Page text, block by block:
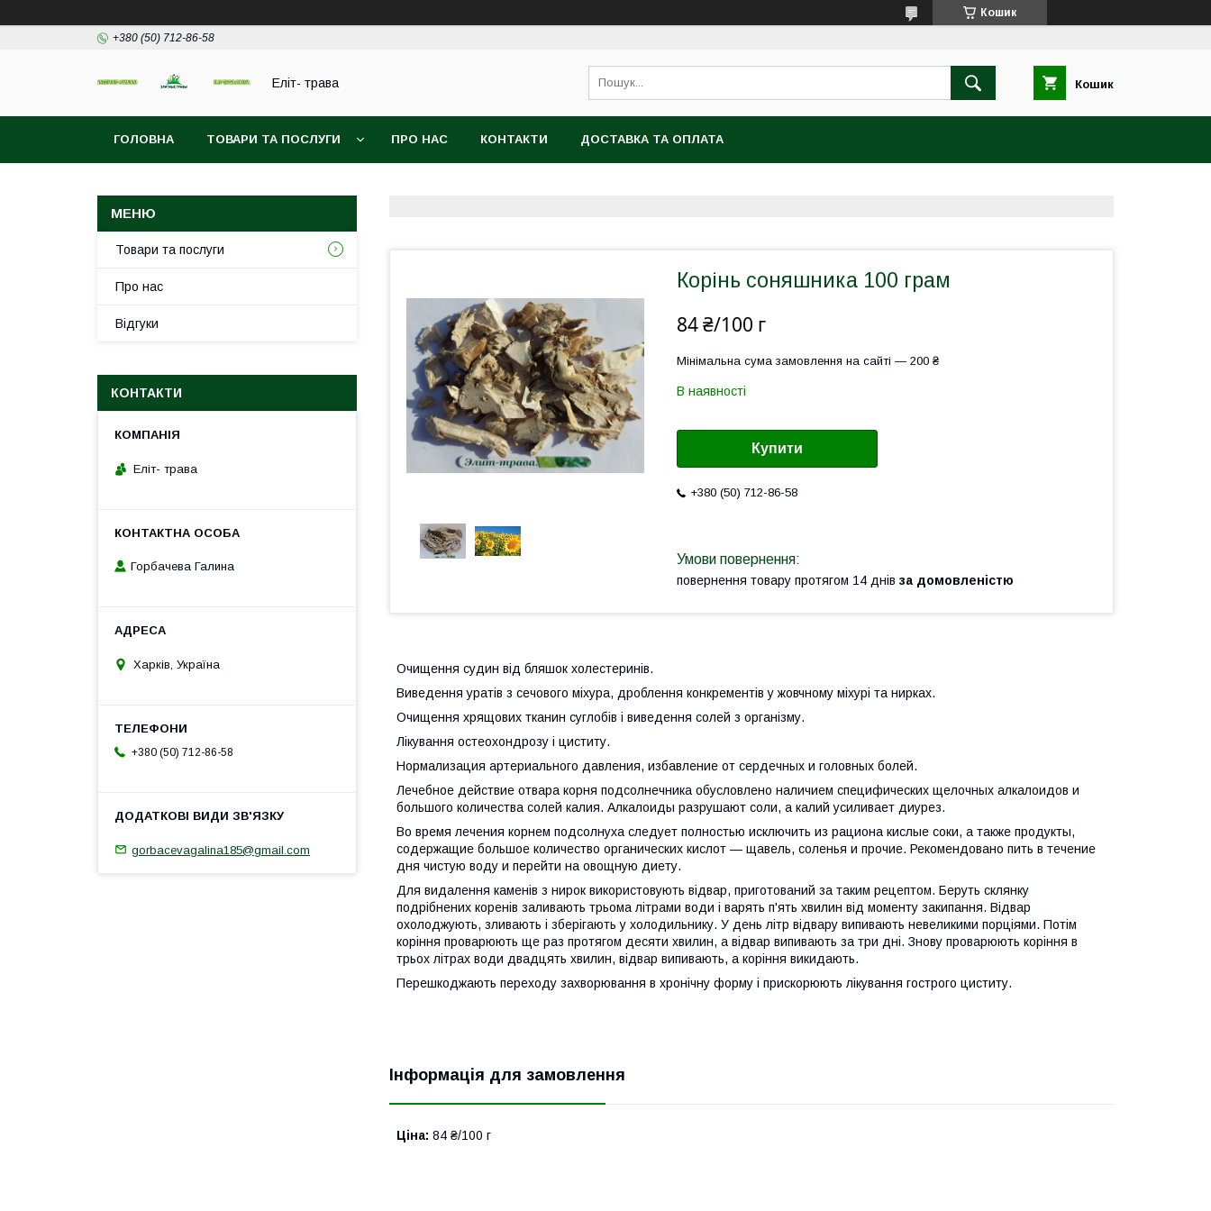
Кошик
+380 (50) 712-86-58
Еліт- трава Кошик
ГОЛОВНА ТОВАРИ ТА ПОСЛУГИ ПРО НАС КОНТАКТИ ДОСТАВКА ТА ОПЛАТА
Корінь соняшника 100 грам
84 ₴/100 г
Мінімальна сума замовлення на сайті — 200 ₴
В наявності
Купити
+380 (50) 712-86-58
повернення товару протягом 14 днів за домовленістю
Очищення судин від бляшок холестеринів.
Виведення уратів з сечового міхура, дроблення конкрементів у жовчному міхурі та нирках.
Очищення хрящових тканин суглобів і виведення солей з організму.
Лікування остеохондрозу і циститу.
Нормализация артериального давления, избавление от сердечных и головных болей.
Лечебное действие отвара корня подсолнечника обусловлено наличием специфических щелочных алкалоидов и
большого количества солей калия. Алкалоиды разрушают соли, а калий усиливает диурез.
Во время лечения корнем подсолнуха следует полностью исключить из рациона кислые соки, а также продукты,
содержащие большое количество органических кислот — щавель, соленья и прочие. Рекомендовано пить в течение
дня чистую воду и перейти на овощную диету.
Для видалення каменів з нирок використовують відвар, приготований за таким рецептом. Беруть склянку
подрібнених коренів заливають трьома літрами води і варять п'ять хвилин від моменту закипання. Відвар
охолоджують, зливають і зберігають у холодильнику. У день літр відвару випивають невеликими порціями. Потім
коріння проварюють ще раз протягом десяти хвилин, а відвар випивають за три дні. Знову проварюють коріння в
трьох літрах води двадцять хвилин, відвар випивають, а коріння викидають.
Перешкоджають переходу захворювання в хронічну форму і прискорюють лікування гострого циститу.
Інформація для замовлення
Ціна: 84 ₴/100 г
Товари та послуги
Про нас
Відгуки
КОНТАКТИ
Еліт- трава
Горбачева Галина
Харків, Україна
+380 (50) 712-86-58
gorbacevagalina185@gmail.com